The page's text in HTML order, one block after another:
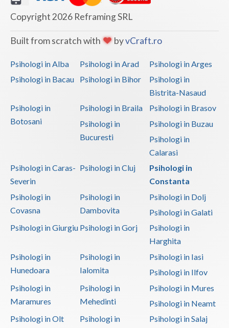
Copyright 2026 Reframing SRL
Built from scratch with byvCraft.ro
Psihologi in Alba Psihologi in Arad
Psihologi in Arges
Psihologi in Bacau
Psihologi in Bihor
Psihologi in
Bistrita-Nasaud
Psihologi in
Botosani
Psihologi in Braila
Psihologi in Brasov
Psihologi in
Bucuresti
Psihologi in Buzau
Psihologi in
Calarasi
Psihologi in Caras-
Severin
Psihologi in Cluj
Psihologi in
Constanta
Psihologi in
Covasna
Psihologi in
Dambovita
Psihologi in Dolj
Psihologi in Galati
Psihologi in Giurgiu Psihologi in Gorj
Psihologi in
Harghita
Psihologi in
Hunedoara
Psihologi in
Ialomita
Psihologi in Iasi
Psihologi in Ilfov
Psihologi in
Maramures
Psihologi in
Mehedinti
Psihologi in Mures
Psihologi in Neamt
Psihologi in Olt
Psihologi in
Psihologi in Salaj